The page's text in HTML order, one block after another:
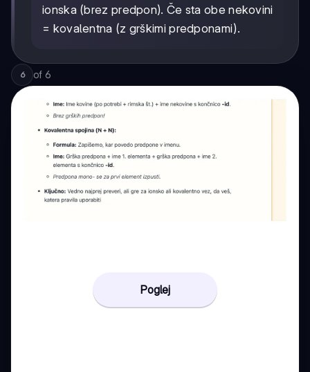
ionska (brez predpon). Če sta obe nekovini
= kovalentna (z grškimi predponami).
6 of 6
Poglej